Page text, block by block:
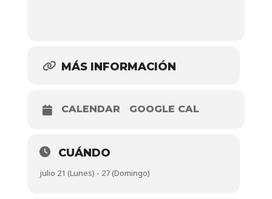
MÁS INFORMACIÓN
CALENDAR GOOGLE CAL
CUÁNDO
julio 21 (Lunes) - 27 (Domingo)